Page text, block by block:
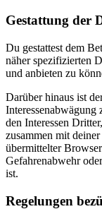
Gestattung der
Du gestattest dem
näher spezifizierten
und anbieten zu
Darüber hinaus ist
Interessenabwägung
den Interessen
zusammen mit
übermittelter
Gefahrenabwehr
ist.
Regelungen